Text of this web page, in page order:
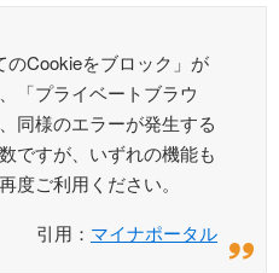
Cookieをブロック」が
「プライベートブラウ
同様のエラーが発生する
ですが、いずれの機能も
度ご利用ください。
引用： マイナポータル